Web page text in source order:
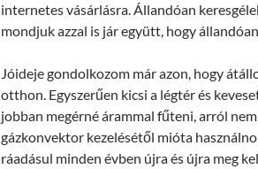
internetes vásárlásra. Állandóan
mondjuk azzal is jár együtt, hogy
Jóideje gondolkozom már azon, hogy
otthon. Egyszerűen kicsi a légtér és
jobban megérné árammal fűteni, arról
gázkonvektor kezelésétől mióta
ráadásul minden évben újra és újra meg